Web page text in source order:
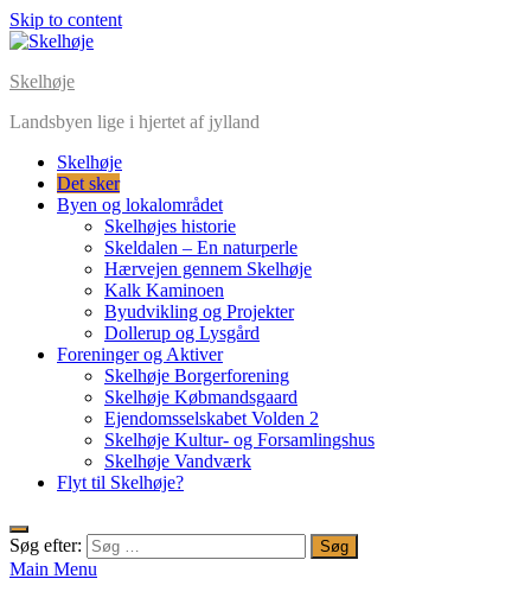
Skip to content
Skelhøje
Landsbyen lige i hjertet af jylland
Skelhøje
Det sker
Byen og lokalområdet
Skelhøjes historie
Skeldalen – En naturperle
Hærvejen gennem Skelhøje
Kalk Kaminoen
Byudvikling og Projekter
Dollerup og Lysgård
Foreninger og Aktiver
Skelhøje Borgerforening
Skelhøje Købmandsgaard
Ejendomsselskabet Volden 2
Skelhøje Kultur- og Forsamlingshus
Skelhøje Vandværk
Flyt til Skelhøje?
Søg efter:
Main Menu